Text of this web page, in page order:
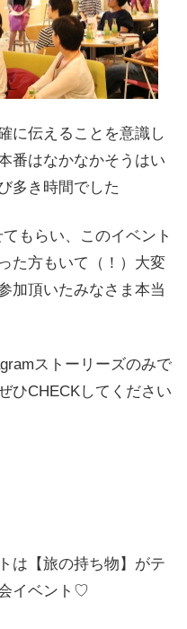
に伝えることを意識し
番はなかなかそうはい
多き時間でした
もらい、このイベント
た方もいて（！）大変
加頂いたみなさま本当
ストーリーズのみで
ひCHECKしてください
は【旅の持ち物】がテ
イベント♡